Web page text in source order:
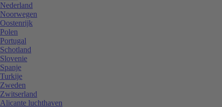
Nederland
Noorwegen
Oostenrijk
Polen
Portugal
Schotland
Slovenie
Spanje
Turkije
Zweden
Zwitserland
Alicante luchthaven